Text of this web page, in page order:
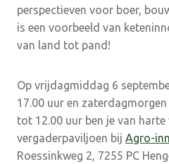
perspectieven voor boer,
is een voorbeeld van
van land tot pand!
Op vrijdagmiddag 6
17.00 uur en
tot 12.00 uur ben je van
vergaderpaviljoen bij Agro-
Roessinkweg 2, 7255 PC